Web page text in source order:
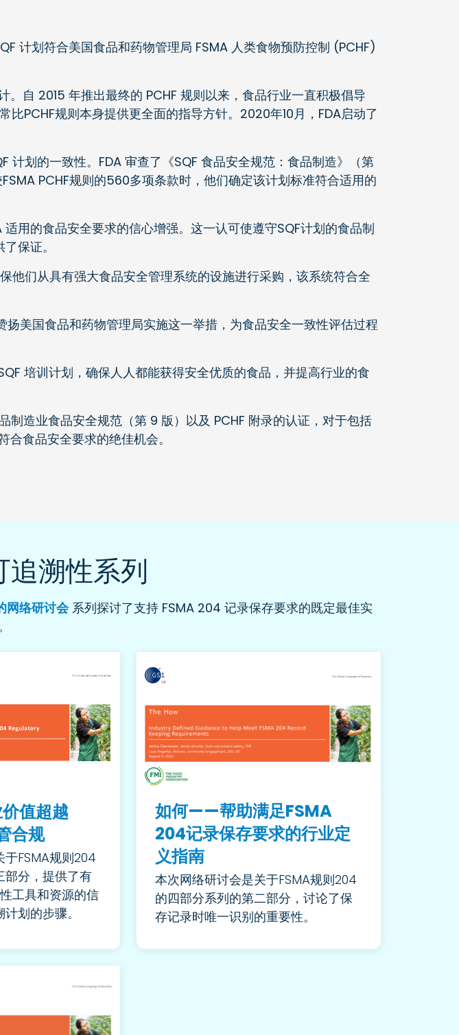
计划符合美国食品和药物管理局 FSMA 人类食物预防控制 (PCHF)
自 2015 年推出最终的 PCHF 规则以来，食品行业一直积极倡导
PCHF规则本身提供更全面的指导方针。2020年10月，FDA启动了
计划的一致性。FDA 审查了《SQF 食品安全规范：食品制造》（第
PCHF规则的560多项条款时，他们确定该计划标准符合适用的
用的食品安全要求的信心增强。这一认可使遵守SQF计划的食品制
保证。
他们从具有强大食品安全管理系统的设施进行采购，该系统符合全
美国食品和药物管理局实施这一举措，为食品安全一致性评估过程
培训计划，确保人人都能获得安全优质的食品，并提高行业的食
制造业食品安全规范（第 9 版）以及 PCHF 附录的认证，对于包括
食品安全要求的绝佳机会。
追溯性系列
网络研讨会系列探讨了支持 FSMA 204 记录保存要求的既定最佳实
值超越
合规
FSMA规则204
部分，提供了有
工具和资源的信
划的步骤。
如何——帮助满足FSMA
204记录保存要求的行业定
义指南
本次网络研讨会是关于FSMA规则204
的四部分系列的第二部分，讨论了保
存记录时唯一识别的重要性。